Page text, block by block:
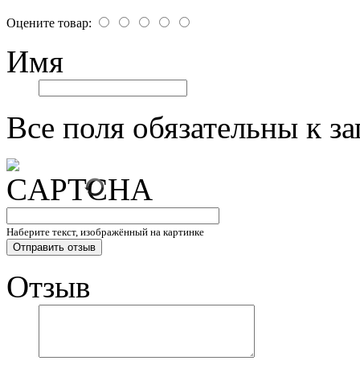
Оцените товар:
Имя
Все поля обязательны к
Наберите текст, изображённый на картинке
Отзыв